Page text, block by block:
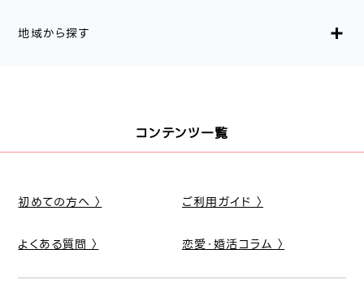
地域から探す
コンテンツ一覧
初めての方へ 〉 ご利用ガイド 〉
よくある質問 〉 恋愛・婚活コラム 〉